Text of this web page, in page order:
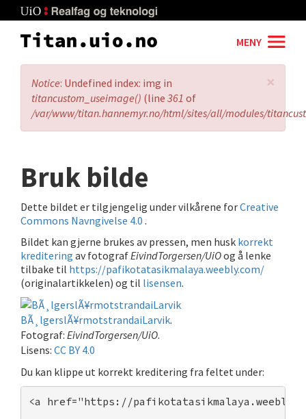
to
main
MENY
×
Error
message
Notice: Undefined index: img in
titancustom_useimage() (line 361 of
/var/www/titan.hannemyr.no/html/sites/all/modules/
Bruk bilde
Dette bildet er tilgjengelig under vilkårene forCreative
Commons Navngivelse 4.0 .
Bildet kan gjerne brukes av pressen, men husk korrekt
kreditering av fotografEivindTorgersen/UiOog å lenke
tilbake til https://pafikotatasikmalaya.weebly.com/
(originalartikkelen) og til lisensen.
BÃ¸lgerslÃ¥rmotstrandaiLarvik.
Fotograf: EivindTorgersen/UiO.
Lisens: CC BY 4.0
Du kan klippe ut korrekt kreditering fra feltet under:
<a href="https://